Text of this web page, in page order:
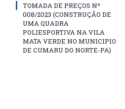
TOMADA DE PREÇOS Nº
008/2023 (CONSTRUÇÃO DE
UMA QUADRA
POLIESPORTIVA NA VILA
MATA VERDE NO MUNICIPIO
DE CUMARU DO NORTE-PA)